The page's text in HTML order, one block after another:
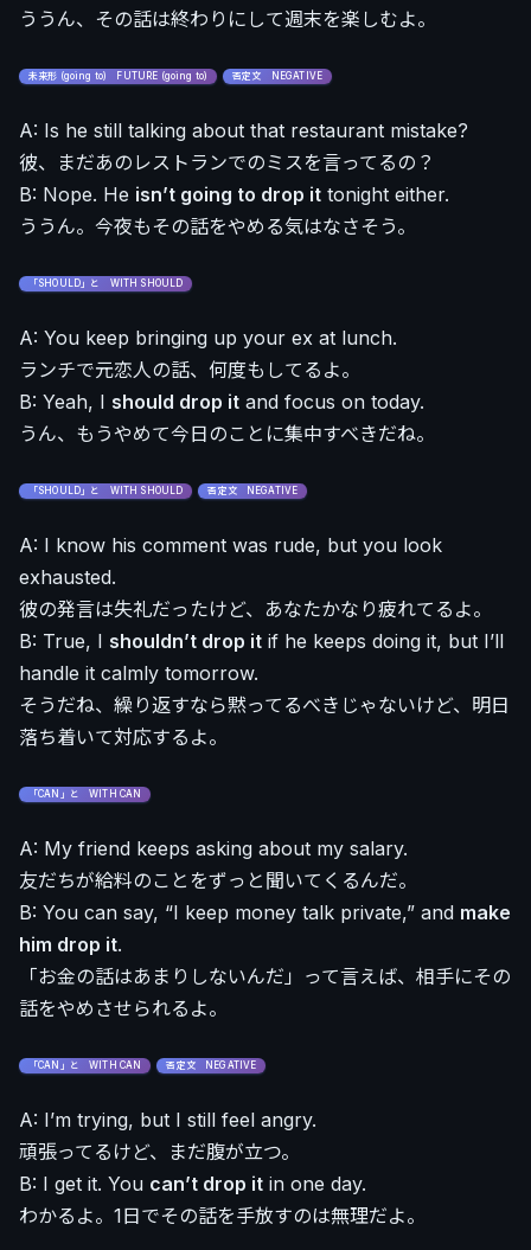
ううん、その話は終わりにして週末を楽しむよ。
未来形 (going to) FUTURE (going to) 否定文 NEGATIVE
A: Is he still talking about that restaurant mistake?
彼、まだあのレストランでのミスを言ってるの？
B: Nope. He isn’t going to drop it tonight either.
ううん。今夜もその話をやめる気はなさそう。
「SHOULD」と WITH SHOULD
A: You keep bringing up your ex at lunch.
ランチで元恋人の話、何度もしてるよ。
B: Yeah, I should drop it and focus on today.
うん、もうやめて今日のことに集中すべきだね。
「SHOULD」と WITH SHOULD 否定文 NEGATIVE
A: I know his comment was rude, but you look
exhausted.
彼の発言は失礼だったけど、あなたかなり疲れてるよ。
B: True, I shouldn’t drop it if he keeps doing it, but I’ll
handle it calmly tomorrow.
そうだね、繰り返すなら黙ってるべきじゃないけど、明日
落ち着いて対応するよ。
「CAN」と WITH CAN
A: My friend keeps asking about my salary.
友だちが給料のことをずっと聞いてくるんだ。
B: You can say, “I keep money talk private,” and make
him drop it.
「お金の話はあまりしないんだ」って言えば、相手にその
話をやめさせられるよ。
「CAN」と WITH CAN 否定文 NEGATIVE
A: I’m trying, but I still feel angry.
頑張ってるけど、まだ腹が立つ。
B: I get it. You can’t drop it in one day.
わかるよ。1日でその話を手放すのは無理だよ。